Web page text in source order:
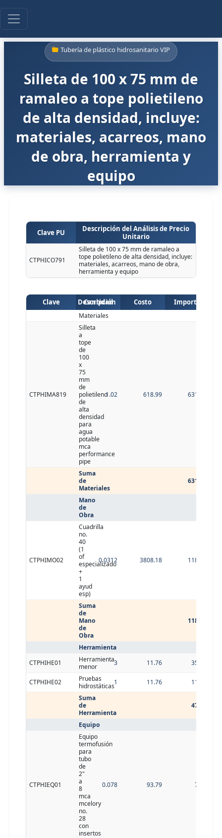
Tubería de plástico hidrosanitario VIP
Silleta de 100 x 75 mm de
ramaleo a tope polietileno
de alta densidad, incluye:
materiales, acarreos, mano
de obra, herramienta y
equipo
Clave PU
Descripción del Análisis de Precio
Unitario
CTPHICO791
Silleta de 100 x 75 mm de ramaleo a
tope polietileno de alta densidad, incluye:
materiales, acarreos, mano de obra,
herramienta y equipo
Clave Descripción
Cantidad Costo Importe
Materiales
CTPHIMA819
Silleta
a
tope
de
100
x
75
mm
de
polietileno
de
alta
densidad
para
agua
potable
mca
performance
pipe
1.02 618.99 631.37
Suma
de
Materiales
631.37
Mano
de
Obra
CTPHIMO02
Cuadrilla
no.
40
(1
of
especializado
+
1
ayud
esp)
0.0312 3808.18 118.82
Suma
de
Mano
de
Obra
118.82
Herramienta
CTPHIHE01
Herramienta
menor
3 11.76 35.28
CTPHIHE02
Pruebas
hidrostáticas1 11.76
11.76
Suma
de
Herramienta
47.04
Equipo
CTPHIEQ01
Equipo
termofusión
para
tubo
de
2"
a
8
mca
mcelory
no.
28
con
insertos
0.078 93.79 7.32